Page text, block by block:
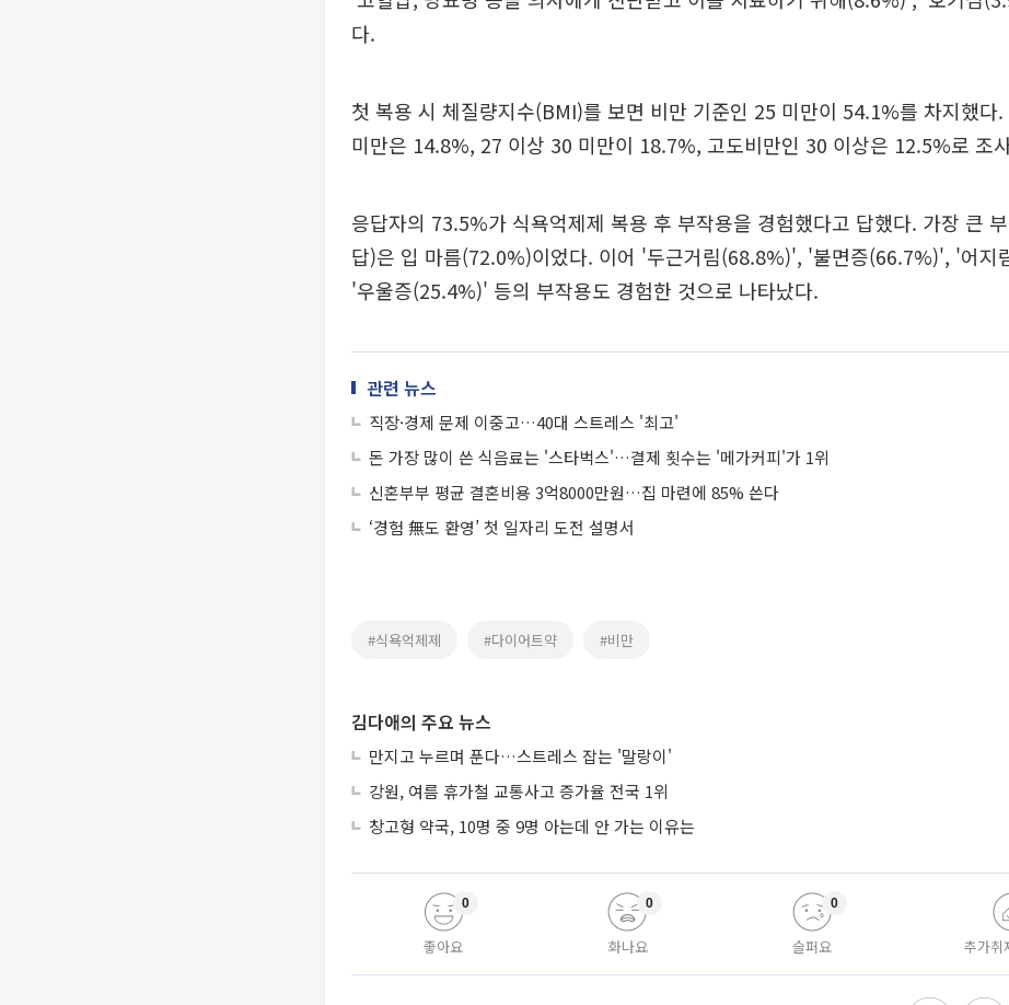
다.
첫 복용 시 체질량지수(BMI)를 보면 비만 기준인 25 미만이 54.1%를 차지했다
미만은 14.8%, 27 이상 30 미만이 18.7%, 고도비만인 30 이상은 12.5%로 조
응답자의 73.5%가 식욕억제제 복용 후 부작용을 경험했다고 답했다. 가장 큰
답)은 입 마름(72.0%)이었다. 이어 '두근거림(68.8%)', '불면증(66.7%)', '어지
'우울증(25.4%)' 등의 부작용도 경험한 것으로 나타났다.
관련 뉴스
직장·경제 문제 이중고…40대 스트레스 '최고'
돈 가장 많이 쓴 식음료는 '스타벅스'…결제 횟수는 '메가커피'가 1위
신혼부부 평균 결혼비용 3억8000만원…집 마련에 85% 쓴다
‘경험 無도 환영’ 첫 일자리 도전 설명서
#식욕억제제 #다이어트약 #비만
김다애의 주요 뉴스
만지고 누르며 푼다…스트레스 잡는 '말랑이'
강원, 여름 휴가철 교통사고 증가율 전국 1위
창고형 약국, 10명 중 9명 아는데 안 가는 이유는
좋아요
0
화나요
0
슬퍼요
0
추가취